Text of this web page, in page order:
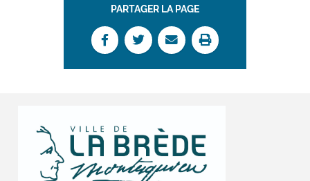
PARTAGER LA PAGE